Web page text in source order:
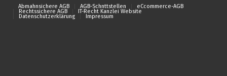
Abmahnsichere AGB
AGB-Schnttstellen eCcommerce-AGB
Rechtssichere AGB IT-Recht Kanzlei Website
Datenschutzerklärung Impressum